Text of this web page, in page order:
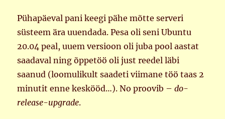
Pühapäeval pani keegi pähe mõtte serveri
süsteem ära uuendada. Pesa oli seni Ubuntu
20.04 peal, uuem versioon oli juba pool aastat
saadaval ning õppetöö oli just reedel läbi
saanud (loomulikult saadeti viimane töö taas 2
minutit enne keskööd…). No proovib –do-
release-upgrade.